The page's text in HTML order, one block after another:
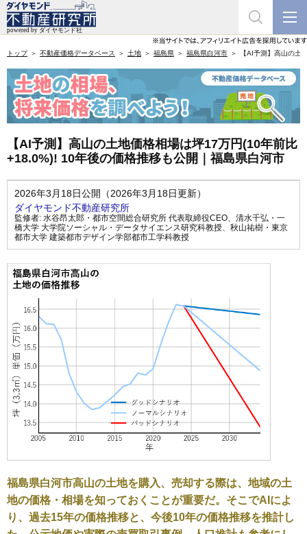
トップ 不動産価格データベース 土地 福島県 福島県白河市 【AI予測】高山の
【AI予測】高山の土地価格相場は坪17万円(10年前比
+18.0%)! 10年後の価格推移も公開｜福島県白河市
2026年3月18日公開（2026年3月18日更新）
ダイヤモンド不動産研究所
監修者: 水谷昂太郎・都市空間総合研究所 代表取締役CEO、 清水千弘・一
橋大学 大学院ソーシャル・データサイエンス研究科教授、 秋山祐樹・東京
都市大学 建築都市デザイン学部都市工学科教授
福島県白河市高山の土地を購入、売却する際は、地域の土
地の価格・相場を知っておくことが重要だ。そこでAIによ
り、過去15年の価格推移と、今後10年の価格推移を推計し